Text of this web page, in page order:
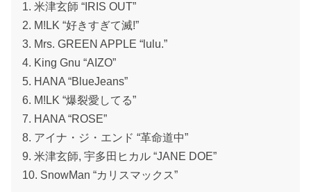
1. 米津玄師 “IRIS OUT”
2. M!LK “好きすぎて滅!”
3. Mrs. GREEN APPLE “lulu.”
4. King Gnu “AIZO”
5. HANA “BlueJeans”
6. M!LK “爆裂愛してる”
7. HANA “ROSE”
8. アイナ・ジ・エンド “革命道中”
9. 米津玄師, 宇多田ヒカル “JANE DOE”
10. SnowMan “カリスマックス”